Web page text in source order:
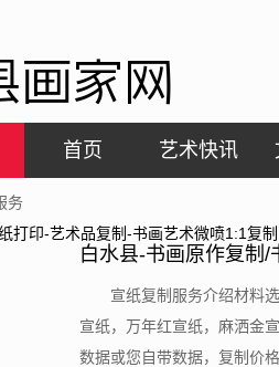
画家网
首页 艺术快讯
务
白水县-书画原作复制
宣纸复制服务介绍材料
宣纸，万年红宣纸，麻洒金
数据或您自带数据，复制价